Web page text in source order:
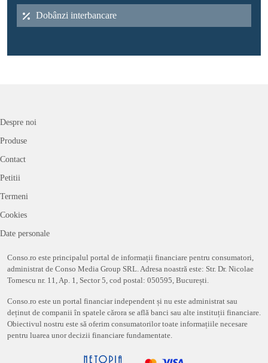
Dobânzi interbancare
Despre noi
Produse
Contact
Petitii
Termeni
Cookies
Date personale
Conso.ro este principalul portal de informații financiare pentru consumatori,
administrat de Conso Media Group SRL. Adresa noastră este: Str. Dr. Nicolae
Tomescu nr. 11, Ap. 1, Sector 5, cod postal: 050595, București.
Conso.ro este un portal financiar independent și nu este administrat sau
deținut de companii în spatele cărora se află banci sau alte instituții financiare.
Obiectivul nostru este să oferim consumatorilor toate informațiile necesare
pentru luarea unor decizii financiare fundamentate.